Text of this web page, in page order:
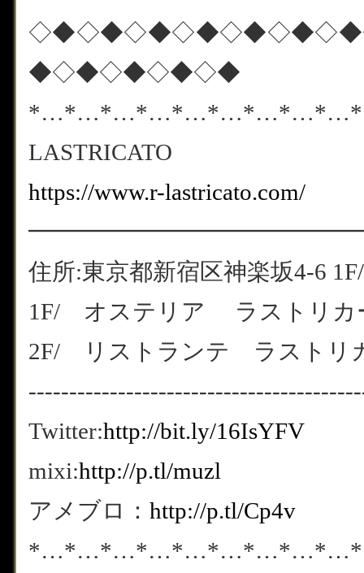
◆◇◆◇◆◇◆◇◆
LASTRICATO
https://www.r-lastricato.com/
住所:東京都新宿区神楽坂4-6
1F/ オステリア ラストリ
2F/ リストランテ ラスト
Twitter:http://bit.ly/16IsYFV
mixi:http://p.tl/muzl
アメブロ： http://p.tl/Cp4v